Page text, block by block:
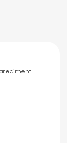
PARES 3.0: Sessão de esclarecimento online